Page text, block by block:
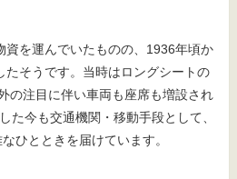
資を運んでいたものの、1936年頃か
たそうです。当時はロングシートの
の注目に伴い車両も座席も増設され
た今も交通機関・移動手段として、
ひとときを届けています。